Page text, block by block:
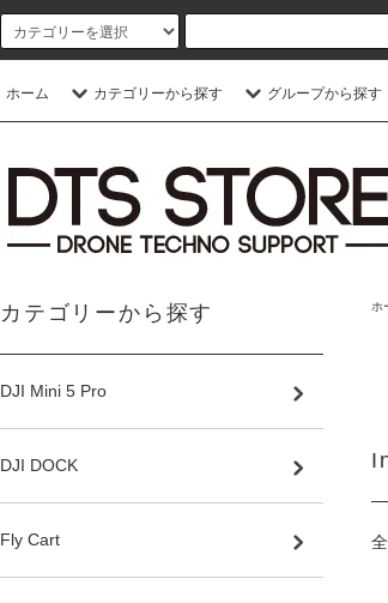
ホーム カテゴリーから探す グループから探す
ホ
全
カテゴリーから探す
DJI Mini 5 Pro
DJI DOCK
Fly Cart